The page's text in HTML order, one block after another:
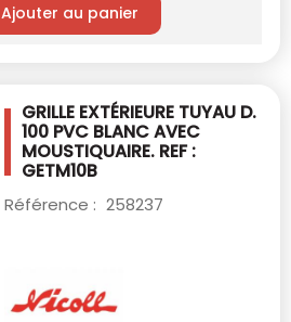
Ajouter au panier
GRILLE EXTÉRIEURE TUYAU D.
100 PVC BLANCAVEC
MOUSTIQUAIRE. REF :
GETM10B
Référence : 258237